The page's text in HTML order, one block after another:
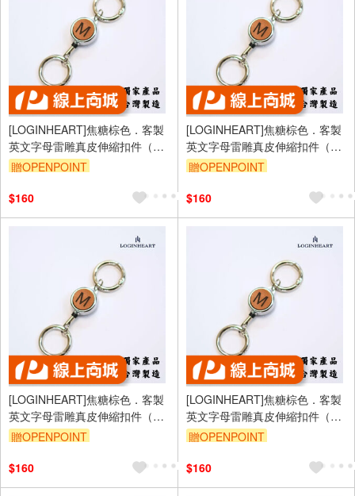
[LOGINHEART]焦糖棕色．客製
英文字母雷雕真皮伸縮扣件（A-
Z擇一）台灣製/雷射雕刻/證件伸
贈OPENPOINT
$160
[LOGINHEART]焦糖棕色．客製
英文字母雷雕真皮伸縮扣件（A-
Z擇一）台灣製/雷射雕刻/證件伸
贈OPENPOINT
$160
[LOGINHEART]焦糖棕色．客製
英文字母雷雕真皮伸縮扣件（A-
Z擇一）台灣製/雷射雕刻/證件伸
贈OPENPOINT
$160
[LOGINHEART]焦糖棕色．客製
英文字母雷雕真皮伸縮扣件（A-
Z擇一）台灣製/雷射雕刻/證件伸
贈OPENPOINT
$160